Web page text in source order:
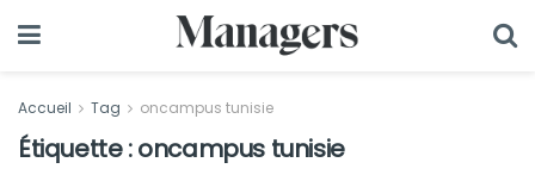
Accueil Tag oncampus tunisie
Étiquette :oncampus tunisie